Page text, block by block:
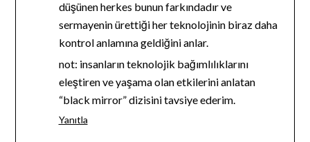
düşünen herkes bunun farkındadır ve
sermayenin ürettiği her teknolojinin biraz daha
kontrol anlamına geldiğini anlar.
not: insanların teknolojik bağımlılıklarını
eleştiren ve yaşama olan etkilerini anlatan
“black mirror” dizisini tavsiye ederim.
Yanıtla